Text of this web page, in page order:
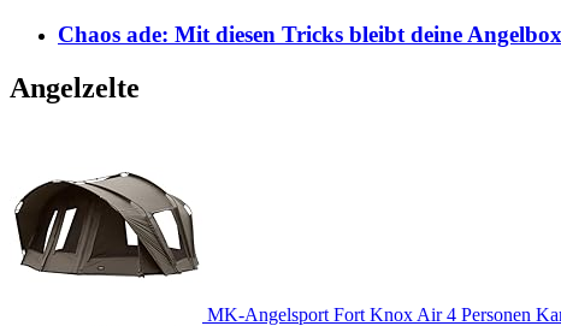
Chaos ade: Mit diesen Tricks bleibt deine
Angelzelte
MK-Angelsport Fort Knox Air 4 Personen